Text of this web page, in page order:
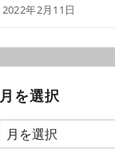
2022年2月11日
月を選択